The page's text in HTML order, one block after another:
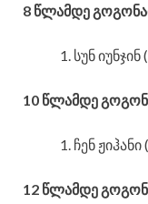
8 წლამდე
სუნ
10 წლამდე
ჩენ
12 წლამდე